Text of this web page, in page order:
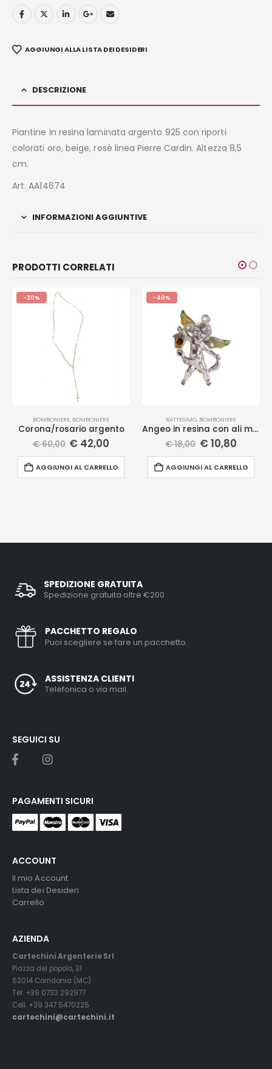
AGGIUNGI ALLA LISTA DEI DESIDERI
DESCRIZIONE
Piantine in resina laminata argento 925 con riporti
colorati oro, beige, rosè linea Pierre Cardin. Altezza 8,5
cm.
Art. AA14674
INFORMAZIONI AGGIUNTIVE
PRODOTTI CORRELATI
-30%
BOMBONIERE, BOMBONIERE
Corona/rosario argento
€60,00 € 42,00
AGGIUNGI AL CARRELLO
-40%
BATTESIMO, BOMBONIERE
Angeo in resina con ali murrina
€18,00 € 10,80
AGGIUNGI AL CARRELLO
SPEDIZIONE GRATUITA
Spedizione gratuita oltre €200
PACCHETTO REGALO
Puoi scegliere se fare un pacchetto.
ASSISTENZA CLIENTI
Telefonica o via mail.
ACCOUNT
Il mio Account
Lista dei Desideri
Carrello
AZIENDA
Cartechini Argenterie Srl
Piazza del popolo, 31
62014 Corridonia (MC)
Tel. +39 0733 292977
Cell. +39 347 5470225
cartechini@cartechini.it
SEGUICI SU
PAGAMENTI SICURI